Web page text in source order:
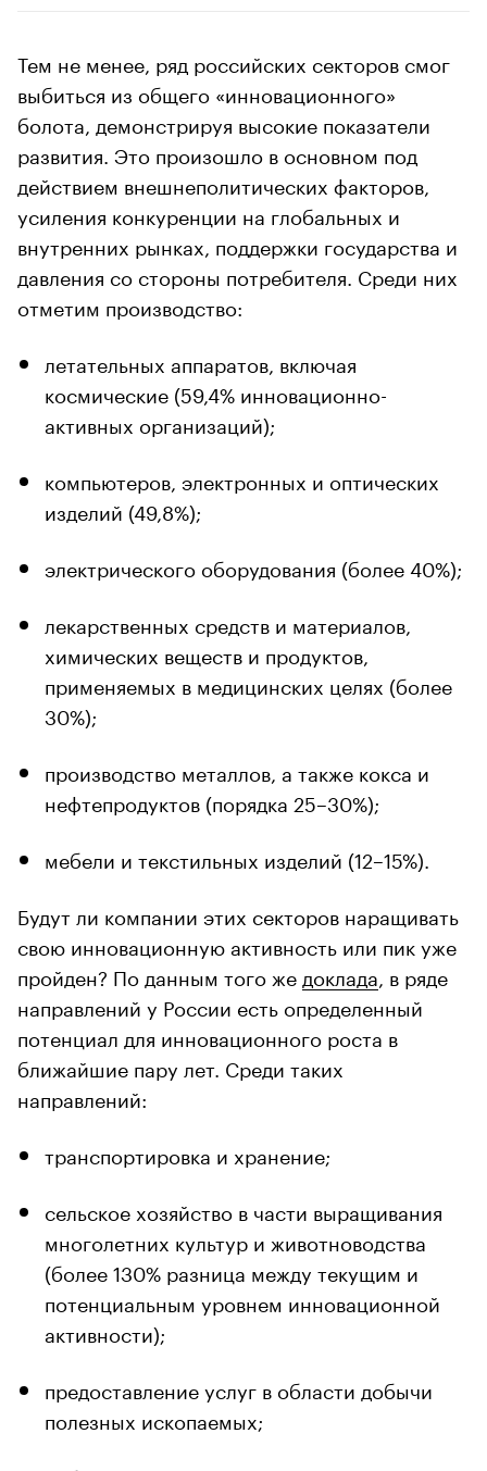
Тем не менее, ряд российских секторов смог
выбиться из общего «инновационного»
болота, демонстрируя высокие показатели
развития. Это произошло в основном под
действием внешнеполитических факторов,
усиления конкуренции на глобальных и
внутренних рынках, поддержки государства и
давления со стороны потребителя. Среди них
отметим производство:
летательных аппаратов, включая
космические (59,4% инновационно-
активных организаций);
компьютеров, электронных и оптических
изделий (49,8%);
электрического оборудования (более 40%);
лекарственных средств и материалов,
химических веществ и продуктов,
применяемых в медицинских целях (более
30%);
производство металлов, а также кокса и
нефтепродуктов (порядка 25–30%);
мебели и текстильных изделий (12–15%).
Будут ли компании этих секторов наращивать
свою инновационную активность или пик уже
пройден? По данным того же доклада , в ряде
направлений у России есть определенный
потенциал для инновационного роста в
ближайшие пару лет. Среди таких
направлений:
транспортировка и хранение;
сельское хозяйство в части выращивания
многолетних культур и животноводства
(более 130% разница между текущим и
потенциальным уровнем инновационной
активности);
предоставление услуг в области добычи
полезных ископаемых;